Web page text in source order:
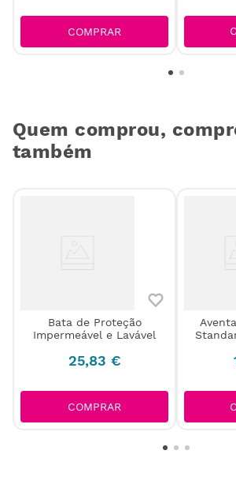
COMPRAR
Quem comprou,
também
Bata de Proteção
Impermeável e Lavável
25,83 €
COMPRAR